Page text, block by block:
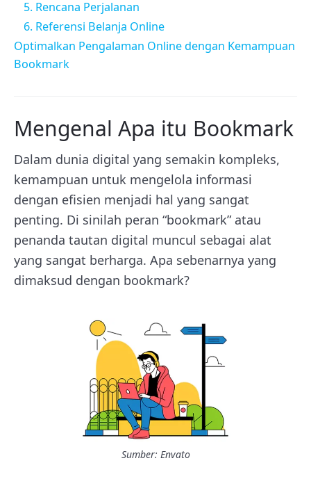
5. Rencana Perjalanan
6. Referensi Belanja Online
Optimalkan Pengalaman Online dengan Kemampuan
Bookmark
Mengenal Apa itu Bookmark
Dalam dunia digital yang semakin kompleks,
kemampuan untuk mengelola informasi
dengan efisien menjadi hal yang sangat
penting. Di sinilah peran “bookmark” atau
penanda tautan digital muncul sebagai alat
yang sangat berharga. Apa sebenarnya yang
dimaksud dengan bookmark?
Sumber: Envato